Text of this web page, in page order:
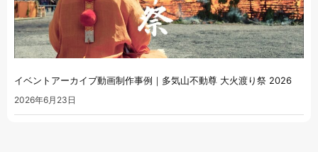
イベントアーカイブ動画制作事例｜多気山不動尊 大火渡り祭 2026
2026年6月23日